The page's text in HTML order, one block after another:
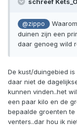
schreef
@zippo
duinen zijn een
daar genoeg wild
De kust/duingebied
daar niet de
kunnen vinden..het
een paar kilo en de
bepaalde groenten
venters..dar hou ik